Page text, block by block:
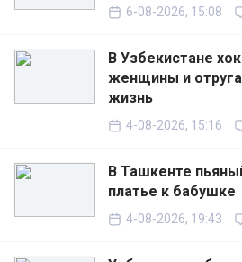
6-08-2026, 15:08
В Узбекистане
женщины и
жизнь
4-08-2026, 15:16
В Ташкенте
платье к бабушке
4-08-2026, 19:43